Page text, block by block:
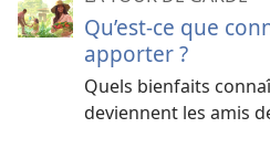
Qu’est-​ce que
apporter ?
Quels bienfaits
deviennent les amis